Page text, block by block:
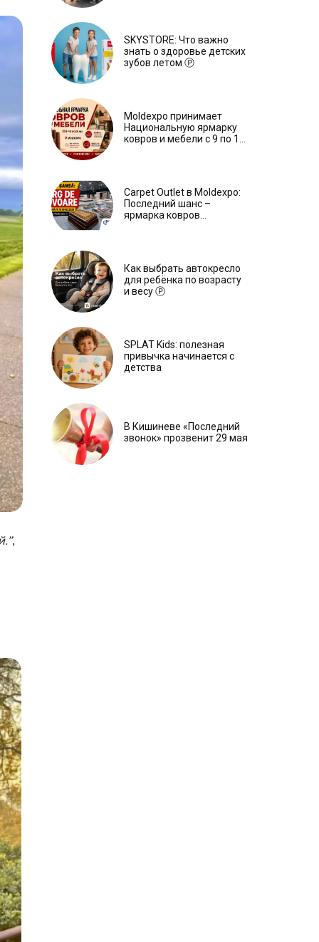
,
SKYSTORE: Что важно
знать о здоровье детских
зубов летом Ⓟ
Moldexpo принимает
Национальную ярмарку
ковров и мебели с 9 по 14
Carpet Outlet в Moldexpo:
Последний шанс –
ярмарка ковров
Как выбрать автокресло
для ребёнка по возрасту
и весу Ⓟ
SPLAT Kids: полезная
привычка начинается с
детства
В Кишиневе «Последний
звонок» прозвенит 29 мая